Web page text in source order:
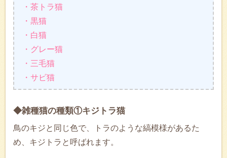
・茶トラ猫
・黒猫
・白猫
・グレー猫
・三毛猫
・サビ猫
◆雑種猫の種類①キジトラ猫
鳥のキジと同じ色で、トラのような縞模様があるた
め、キジトラと呼ばれます。